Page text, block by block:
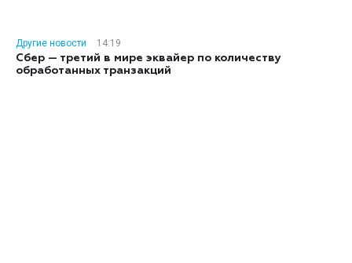
Другие новости
14:19
Сбер — третий в мире эквайер по количеству
обработанных транзакций